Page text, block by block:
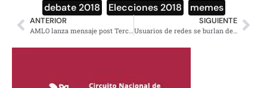
debate 2018 Elecciones 2018 memes
ANTERIOR SIGUIENTE
Usuarios de redes se burlan del FBI de “El Bronco”